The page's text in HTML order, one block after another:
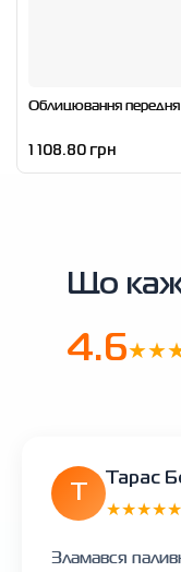
Облицювання
1 108.80 грн
Що
4.6
Тарас
★★★★★
Зламався